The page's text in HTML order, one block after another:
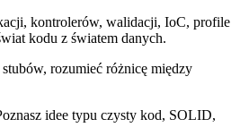
kontrolerów, walidacji, IoC, profile
kodu z światem danych.
rozumieć różnicę między
idee typu czysty kod, SOLID,